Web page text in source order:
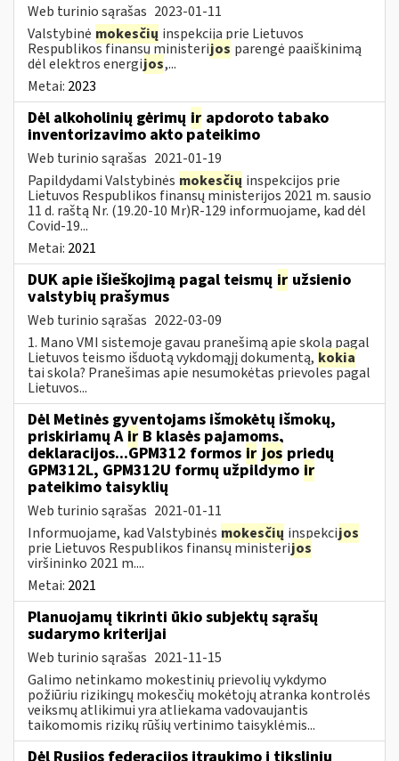
Web turinio sąrašas 2023-01-11
Valstybinė mokesčių inspekcija prie Lietuvos
Respublikos finansų ministerijos parengė paaiškinimą
dėl elektros energijos,...
Metai: 2023
Dėl alkoholinių gėrimų ir apdoroto tabako
inventorizavimo akto pateikimo
Web turinio sąrašas 2021-01-19
Papildydami Valstybinės mokesčių inspekcijos prie
Lietuvos Respublikos finansų ministerijos 2021 m. sausio
11 d. raštą Nr. (19.20-10 Mr)R-129 informuojame, kad dėl
Covid-19...
Metai: 2021
DUK apie išieškojimą pagal teismų ir užsienio
valstybių prašymus
Web turinio sąrašas 2022-03-09
1. Mano VMI sistemoje gavau pranešimą apie skolą pagal
Lietuvos teismo išduotą vykdomąjį dokumentą, kokia
tai skola? Pranešimas apie nesumokėtas prievoles pagal
Lietuvos...
Dėl Metinės gyventojams išmokėtų išmokų,
priskiriamų A ir B klasės pajamoms,
deklaracijos...GPM312 formos ir jos priedų
GPM312L, GPM312U formų užpildymo ir
pateikimo taisyklių
Web turinio sąrašas 2021-01-11
Informuojame, kad Valstybinės mokesčių inspekcijos
prie Lietuvos Respublikos finansų ministerijos
viršininko 2021 m....
Metai: 2021
Planuojamų tikrinti ūkio subjektų sąrašų
sudarymo kriterijai
Web turinio sąrašas 2021-11-15
Galimo netinkamo mokestinių prievolių vykdymo
požiūriu rizikingų mokesčių mokėtojų atranka kontrolės
veiksmų atlikimui yra atliekama vadovaujantis
taikomomis rizikų rūšių vertinimo taisyklėmis...
Dėl Rusijos federacijos įtraukimo į tikslinių